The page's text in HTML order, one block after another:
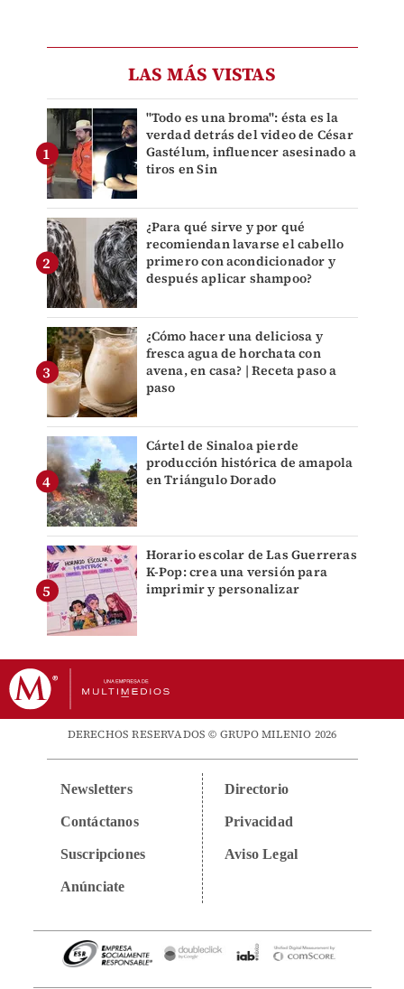
LAS MÁS VISTAS
"Todo es una broma": ésta es la
verdad detrás del video de César
Gastélum, influencer asesinado a
tiros en Sin
¿Para qué sirve y por qué
recomiendan lavarse el cabello
primero con acondicionador y
después aplicar shampoo?
¿Cómo hacer una deliciosa y
fresca agua de horchata con
avena, en casa? | Receta paso a
paso
Cártel de Sinaloa pierde
producción histórica de amapola
en Triángulo Dorado
Horario escolar de Las Guerreras
K-Pop: crea una versión para
imprimir y personalizar
DERECHOS RESERVADOS © GRUPO MILENIO 2026
Newsletters
Contáctanos
Suscripciones
Anúnciate
Directorio
Privacidad
Aviso Legal